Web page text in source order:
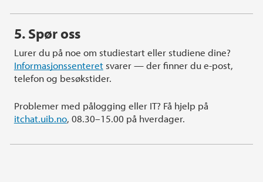
5. Spør oss
Lurer du på noe om studiestart eller studiene dine?
Informasjonssenteretsvarer — der finner du e-post,
telefon og besøkstider.
Problemer med pålogging eller IT? Få hjelp på
itchat.uib.no, 08.30–15.00 på hverdager.